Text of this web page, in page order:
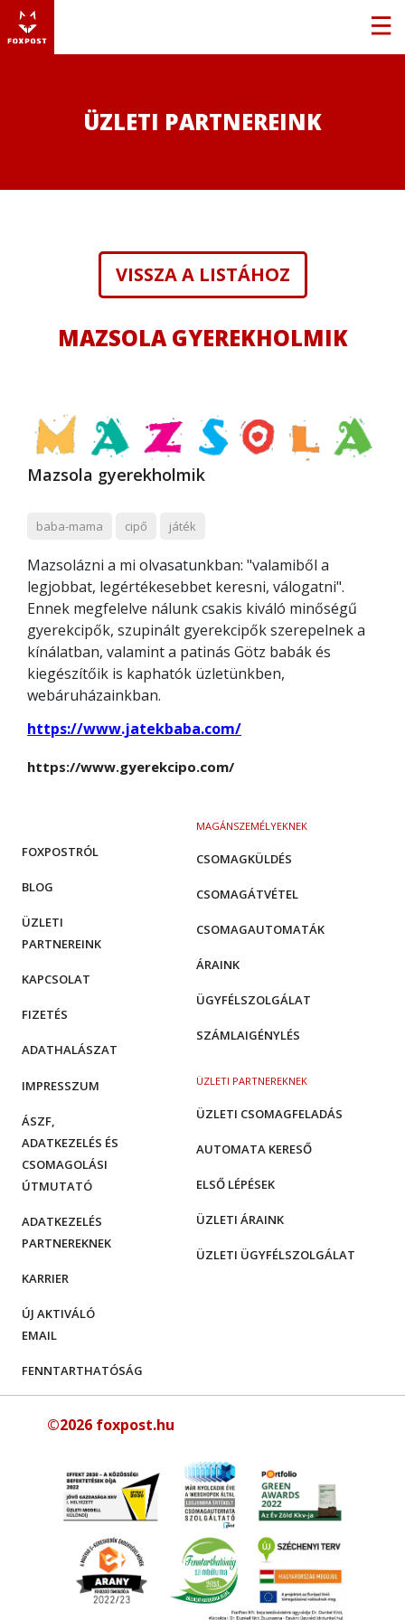
ÜZLETI PARTNEREINK
VISSZA A LISTÁHOZ
MAZSOLA GYEREKHOLMIK
Mazsola gyerekholmik
baba-mama cipő játék
Mazsolázni a mi olvasatunkban: "valamiből a
legjobbat, legértékesebbet keresni, válogatni".
Ennek megfelelve nálunk csakis kiváló minőségű
gyerekcipők, szupinált gyerekcipők szerepelnek a
kínálatban, valamint a patinás Götz babák és
kiegészítőik is kaphatók üzletünkben,
webáruházainkban.
https://www.jatekbaba.com/
https://www.gyerekcipo.com/
MAGÁNSZEMÉLYEKNEK
CSOMAGKÜLDÉS
CSOMAGÁTVÉTEL
CSOMAGAUTOMATÁK
ÁRAINK
ÜGYFÉLSZOLGÁLAT
SZÁMLAIGÉNYLÉS
ÜZLETI PARTNEREKNEK
ÜZLETI CSOMAGFELADÁS
AUTOMATA KERESŐ
ELSŐ LÉPÉSEK
ÜZLETI ÁRAINK
ÜZLETI ÜGYFÉLSZOLGÁLAT
FOXPOSTRÓL
BLOG
ÜZLETI
PARTNEREINK
KAPCSOLAT
FIZETÉS
ADATHALÁSZAT
IMPRESSZUM
ÁSZF,
ADATKEZELÉS ÉS
CSOMAGOLÁSI
ÚTMUTATÓ
ADATKEZELÉS
PARTNEREKNEK
KARRIER
ÚJ AKTIVÁLÓ
EMAIL
FENNTARTHATÓSÁG
©2026 foxpost.hu